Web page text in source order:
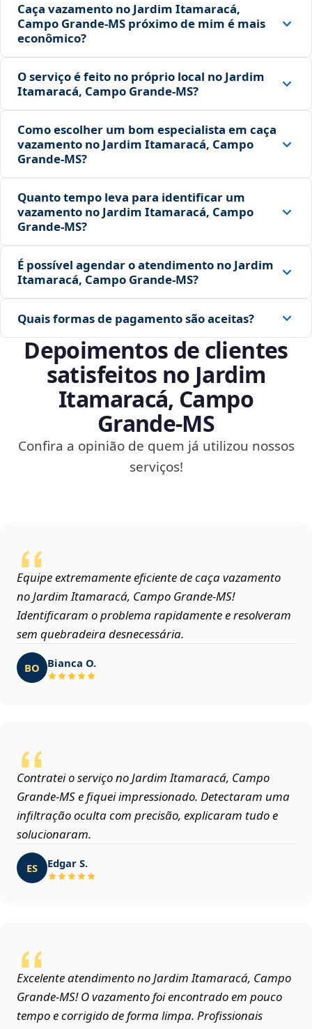
Caça vazamento no Jardim Itamaracá,
Campo Grande‑MS próximo de mim é mais
econômico?
O serviço é feito no próprio local no Jardim
Itamaracá, Campo Grande‑MS?
Como escolher um bom especialista em caça
vazamento no Jardim Itamaracá, Campo
Grande‑MS?
Quanto tempo leva para identificar um
vazamento no Jardim Itamaracá, Campo
Grande‑MS?
É possível agendar o atendimento no Jardim
Itamaracá, Campo Grande‑MS?
Quais formas de pagamento são aceitas?
Depoimentos de clientes
satisfeitos no Jardim
Itamaracá, Campo
Grande‑MS
Confira a opinião de quem já utilizou nossos
serviços!
Equipe extremamente eficiente de caça vazamento
no Jardim Itamaracá, Campo Grande‑MS!
Identificaram o problema rapidamente e resolveram
sem quebradeira desnecessária.
BO Bianca O.
Contratei o serviço no Jardim Itamaracá, Campo
Grande‑MS e fiquei impressionado. Detectaram uma
infiltração oculta com precisão, explicaram tudo e
solucionaram.
ES Edgar S.
Excelente atendimento no Jardim Itamaracá, Campo
Grande‑MS! O vazamento foi encontrado em pouco
tempo e corrigido de forma limpa. Profissionais